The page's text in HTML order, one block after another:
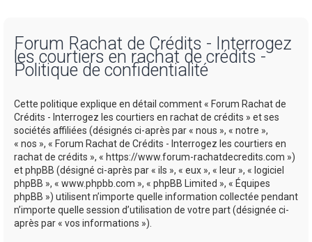
Forum Rachat de Crédits - Interrogez
les courtiers en rachat de crédits -
Politique de confidentialité
Cette politique explique en détail comment « Forum Rachat de
Crédits - Interrogez les courtiers en rachat de crédits » et ses
sociétés affiliées (désignés ci-après par « nous », « notre »,
« nos », « Forum Rachat de Crédits - Interrogez les courtiers en
rachat de crédits », « https://www.forum-rachatdecredits.com »)
et phpBB (désigné ci-après par « ils », « eux », « leur », « logiciel
phpBB », « www.phpbb.com », « phpBB Limited », « Équipes
phpBB ») utilisent n’importe quelle information collectée pendant
n’importe quelle session d’utilisation de votre part (désignée ci-
après par « vos informations »).